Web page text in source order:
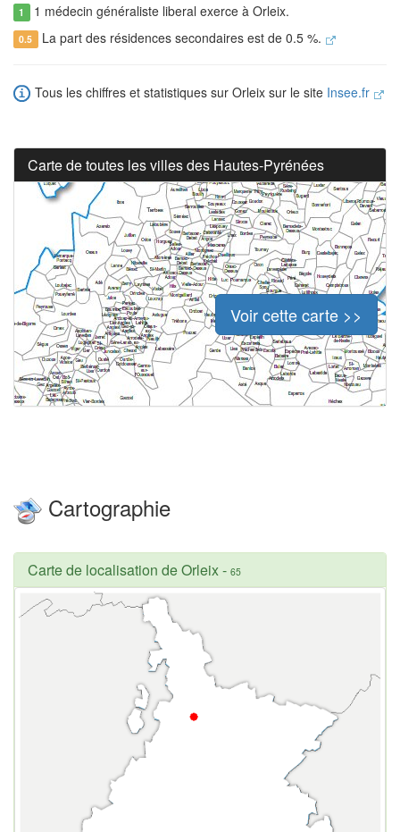
1 1 médecin généraliste liberal exerce à Orleix.
0.5 La part des résidences secondaires est de 0.5 %.
Tous les chiffres et statistiques sur Orleix sur le site Insee.fr
Carte de toutes les villes des Hautes-Pyrénées
Voir cette carte >>
Cartographie
Carte de localisation de Orleix- 65